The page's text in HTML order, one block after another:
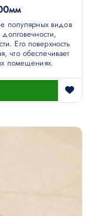
популярных видов
Его поверхность
что обеспечивает
помещениях.